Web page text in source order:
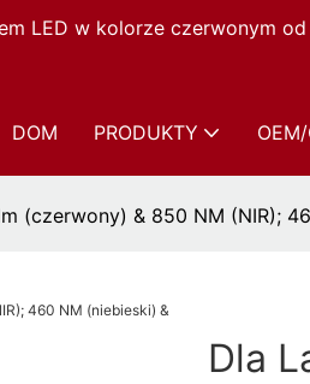
LED w kolorze czerwonym od
DOM PRODUKTY
(czerwony) & 850 NM (NIR);
Dla